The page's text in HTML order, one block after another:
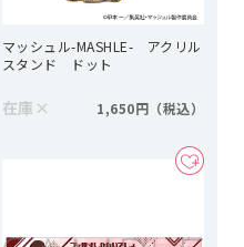
マッシュル-MASHLE- アクリル
スタンド ドット
在庫 × 1,650円